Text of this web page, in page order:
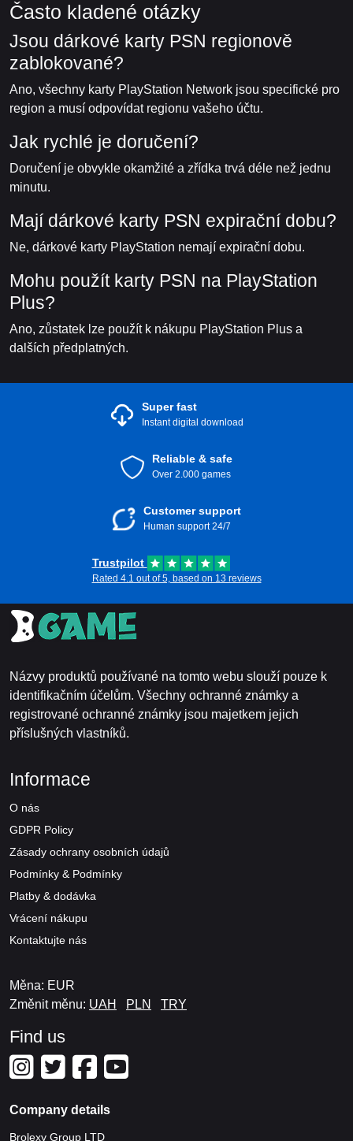
Často kladené otázky
Jsou dárkové karty PSN regionově
zablokované?
Ano, všechny karty PlayStation Network jsou specifické pro
region a musí odpovídat regionu vašeho účtu.
Jak rychlé je doručení?
Doručení je obvykle okamžité a zřídka trvá déle než jednu
minutu.
Mají dárkové karty PSN expirační dobu?
Ne, dárkové karty PlayStation nemají expirační dobu.
Mohu použít karty PSN na PlayStation
Plus?
Ano, zůstatek lze použít k nákupu PlayStation Plus a
dalších předplatných.
Super fast
Instant digital download
Reliable & safe
Over 2.000 games
Customer support
Human support 24/7
Trustpilot
Rated 4.1 out of 5, based on 13 reviews
Názvy produktů používané na tomto webu slouží pouze k
identifikačním účelům. Všechny ochranné známky a
registrované ochranné známky jsou majetkem jejich
příslušných vlastníků.
Informace
O nás
GDPR Policy
Zásady ochrany osobních údajů
Podmínky & Podmínky
Platby & dodávka
Vrácení nákupu
Kontaktujte nás
Měna: EUR
Změnit měnu: UAH PLN TRY
Find us
Company details
Brolexy Group LTD